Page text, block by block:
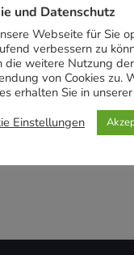
kostenlos eine
und Datenschutz
Webseite für Sie
verbessern zu
die weitere Nutzung
von Cookies zu.
erhalten Sie in
Einstellungen